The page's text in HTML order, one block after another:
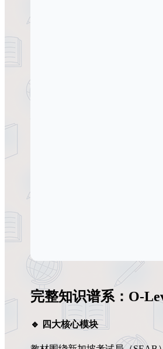
完整知识谱系：O-
🔹 四大核心模块